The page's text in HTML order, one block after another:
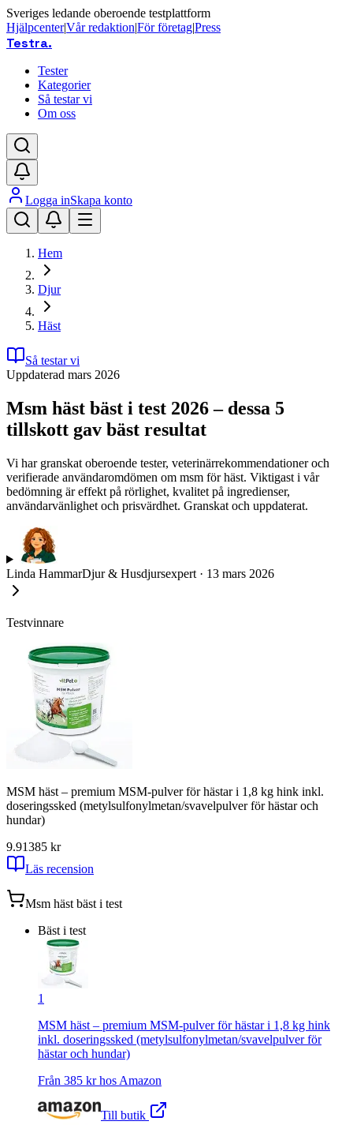
Sveriges ledande oberoende testplattform
Hjälpcenter|Vår redaktion|För företag|Press
Testra.
Tester
Kategorier
Så testar vi
Om oss
Logga inSkapa konto
Hem
Djur
Häst
Så testar vi
Uppdaterad mars 2026
Msm häst bäst i test 2026 – dessa 5
tillskott gav bäst resultat
Vi har granskat oberoende tester, veterinärrekommendationer och
verifierade användaromdömen om msm för häst. Viktigast i vår
bedömning är effekt på rörlighet, kvalitet på ingredienser,
användarvänlighet och prisvärdhet. Granskat och uppdaterat.
Linda HammarDjur & Husdjursexpert · 13 mars 2026
Testvinnare
MSM häst – premium MSM-pulver för hästar i 1,8 kg hink inkl.
doseringssked (metylsulfonylmetan/svavelpulver för hästar och
hundar)
9.91385 kr
Läs recension
Msm häst bäst i test
Bäst i test
1
MSM häst – premium MSM-pulver för hästar i 1,8 kg hink
inkl. doseringssked (metylsulfonylmetan/svavelpulver för
hästar och hundar)
Från 385 kr hos Amazon
Till butik